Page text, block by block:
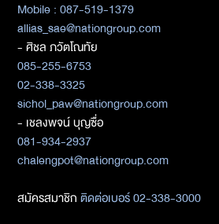
Mobile : 087-519-1379
allias_sae@nationgroup.com
- ศิชล ภวัตโณทัย
085-255-6753
02-338-3325
sichol_paw@nationgroup.com
- เชลงพจน์ บุญซื่อ
081-934-2937
chalengpot@nationgroup.com
สมัครสมาชิกติดต่อเบอร์ 02-338-3000